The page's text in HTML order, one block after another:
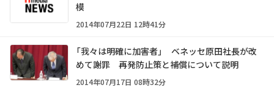
模
2014年07月22日 12時41分
「我々は明確に加害者」 ベネッセ原田社長が改
めて謝罪 再発防止策と補償について説明
2014年07月17日 08時32分